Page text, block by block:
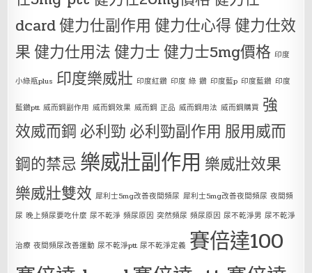
dcard健力仕副作用 健力仕心得健力仕效
果健力仕用法健力士健力士5mg價格 印度
小綠瓶plus 印度樂威壯 印度紅鑽 印度 綠 鑽 印度藍p 印度藍鑽 印度
藍鑽ptt 威而鋼副作用 威而鋼效果 威而鋼 正品 威而鋼用法 威而鋼購買 強
效威而鋼 必利勁 必利勁副作用 服用威而
鋼的禁忌 樂威壯副作用 樂威壯效果
樂威壯雙效 犀利士5mg改善夜間頻尿 犀利士5mg改善夜間頻尿 夜間頻
尿 晚上頻尿要吃什麼 尿不乾淨 頻尿原因 突然頻尿 頻尿原因 尿不乾淨男 尿不乾淨
治療 夜間頻尿改善運動 尿不乾淨ptt 尿不乾淨定義 賽倍達100